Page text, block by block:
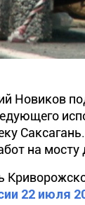
Новиков
Саксагань.
на мосту
22 июля